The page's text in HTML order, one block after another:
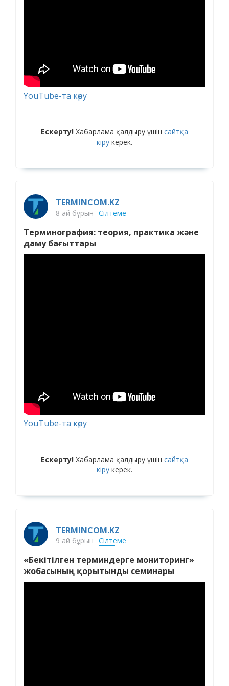
YouTube-та көру
Ескерту! Хабарлама қалдыру үшін сайтқа
кіру керек.
TERMINCOM.KZ
8 ай бұрын Сілтеме
Терминография: теория, практика және
даму бағыттары
YouTube-та көру
Ескерту! Хабарлама қалдыру үшін сайтқа
кіру керек.
TERMINCOM.KZ
9 ай бұрын Сілтеме
«Бекітілген терминдерге мониторинг»
жобасының қорытынды семинары